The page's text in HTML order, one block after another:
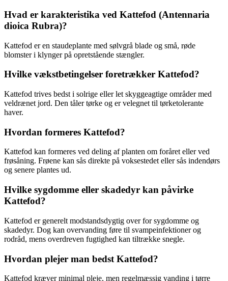
Hvad er karakteristika ved Kattefod (Antennaria
dioica Rubra)?
Kattefod er en staudeplante med sølvgrå blade og små, røde
blomster i klynger på opretstående stængler.
Hvilke vækstbetingelser foretrækker Kattefod?
Kattefod trives bedst i solrige eller let skyggeagtige områder med
veldrænet jord. Den tåler tørke og er velegnet til tørketolerante
haver.
Hvordan formeres Kattefod?
Kattefod kan formeres ved deling af planten om foråret eller ved
frøsåning. Frøene kan sås direkte på voksestedet eller sås indendørs
og senere plantes ud.
Hvilke sygdomme eller skadedyr kan påvirke
Kattefod?
Kattefod er generelt modstandsdygtig over for sygdomme og
skadedyr. Dog kan overvanding føre til svampeinfektioner og
rodråd, mens overdreven fugtighed kan tiltrække snegle.
Hvordan plejer man bedst Kattefod?
Kattefod kræver minimal pleje, men regelmæssig vanding i tørre